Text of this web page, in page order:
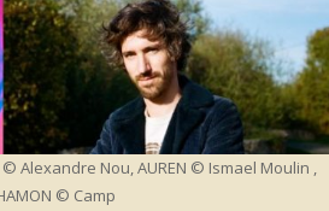
© Alexandre Nou, AUREN © Ismael Moulin ,
© Camp